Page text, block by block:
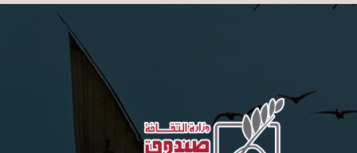
Skip to main content